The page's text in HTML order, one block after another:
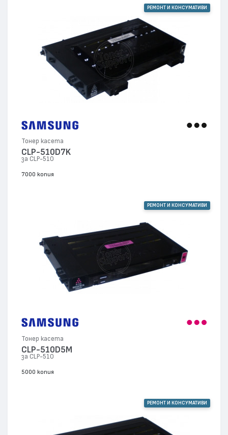
РЕМОНТ И КОНСУМАТИВИ
Тонер касета
CLP-510D7K
за CLP-510
7000 копия
РЕМОНТ И КОНСУМАТИВИ
Тонер касета
CLP-510D5M
за CLP-510
5000 копия
РЕМОНТ И КОНСУМАТИВИ